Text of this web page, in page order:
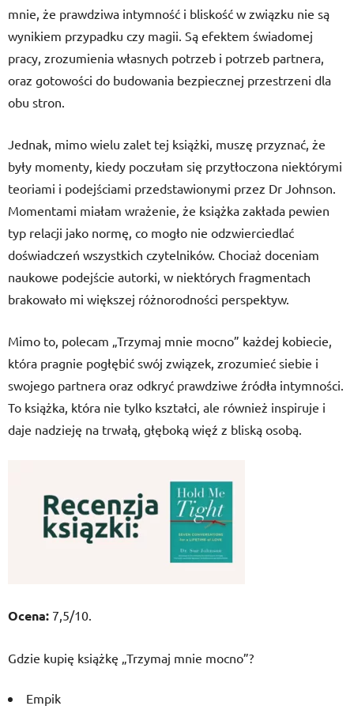
mnie, że prawdziwa intymność i bliskość w związku nie są
wynikiem przypadku czy magii. Są efektem świadomej
pracy, zrozumienia własnych potrzeb i potrzeb partnera,
oraz gotowości do budowania bezpiecznej przestrzeni dla
obu stron.
Jednak, mimo wielu zalet tej książki, muszę przyznać, że
były momenty, kiedy poczułam się przytłoczona niektórymi
teoriami i podejściami przedstawionymi przez Dr Johnson.
Momentami miałam wrażenie, że książka zakłada pewien
typ relacji jako normę, co mogło nie odzwierciedlać
doświadczeń wszystkich czytelników. Chociaż doceniam
naukowe podejście autorki, w niektórych fragmentach
brakowało mi większej różnorodności perspektyw.
Mimo to, polecam „Trzymaj mnie mocno” każdej kobiecie,
która pragnie pogłębić swój związek, zrozumieć siebie i
swojego partnera oraz odkryć prawdziwe źródła intymności.
To książka, która nie tylko kształci, ale również inspiruje i
daje nadzieję na trwałą, głęboką więź z bliską osobą.
Ocena: 7,5/10.
Gdzie kupię książkę „Trzymaj mnie mocno”?
Empik